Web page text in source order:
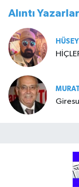
Alıntı Yazarlar